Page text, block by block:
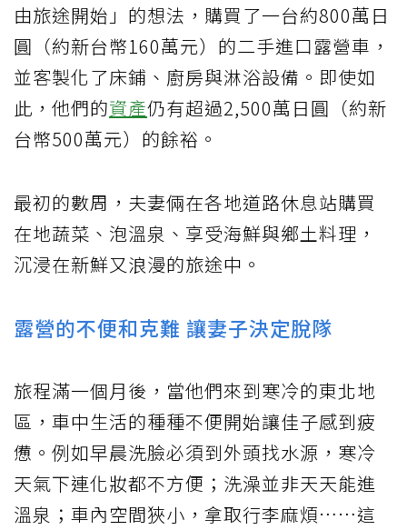
由旅途開始」的想法，購買了一台約800萬日
圓（約新台幣160萬元）的二手進口露營車，
並客製化了床鋪、廚房與淋浴設備。即使如
此，他們的資產仍有超過2,500萬日圓（約新
台幣500萬元）的餘裕。
最初的數周，夫妻倆在各地道路休息站購買
在地蔬菜、泡溫泉、享受海鮮與鄉土料理，
沉浸在新鮮又浪漫的旅途中。
露營的不便和克難 讓妻子決定脫隊
旅程滿一個月後，當他們來到寒冷的東北地
區，車中生活的種種不便開始讓佳子感到疲
憊。例如早晨洗臉必須到外頭找水源，寒冷
天氣下連化妝都不方便；洗澡並非天天能進
溫泉；車內空間狹小，拿取行李麻煩……這